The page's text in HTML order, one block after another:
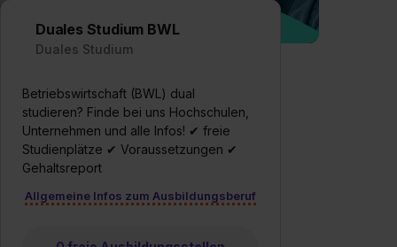
Duales Studium BWL
Duales Studium
Betriebswirtschaft (BWL) dual
studieren? Finde bei uns Hochschulen,
Unternehmen und alle Infos! ✔ freie
Studienplätze ✔ Voraussetzungen ✔
Gehaltsreport
Allgemeine Infos zum Ausbildungsberuf